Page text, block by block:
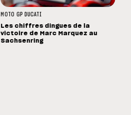
MOTO GP DUCATI
Les chiffres dingues de la
victoire de Marc Marquez au
Sachsenring